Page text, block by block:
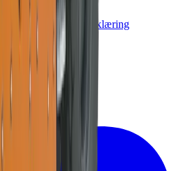
Tilgænglighedserklæring